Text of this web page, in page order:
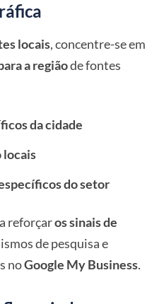
locais, concentre-se em
a regiãode fontes
da cidade
locais
do setor
reforçaros sinais de
de pesquisa e
noGoogle My Business.